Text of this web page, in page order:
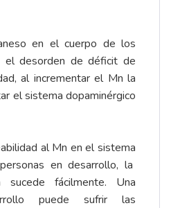
en el cuerpo de los
desorden de déficit de
al incrementar el Mn la
el sistema dopaminérgico
al Mn en el sistema
en desarrollo, la
sucede fácilmente. Una
puede sufrir las